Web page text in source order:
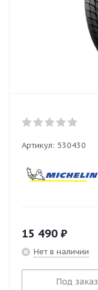
Артикул: 530430
15 490 ₽
Нет в наличии
Под заказ